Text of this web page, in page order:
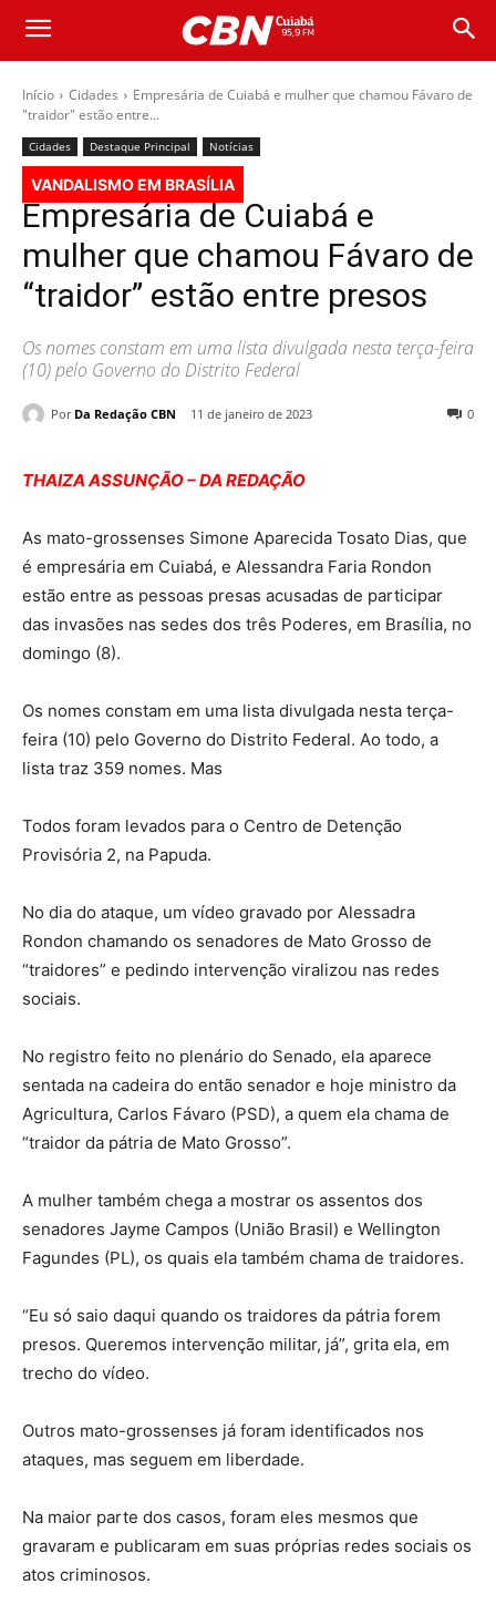
Início Cidades
Empresária de Cuiabá e mulher que chamou Fávaro de
"traidor" estão entre...
Cidades Destaque Principal Notícias
VANDALISMO EM BRASÍLIA
Empresária de Cuiabá e
mulher que chamou Fávaro de
“traidor” estão entre presos
Os nomes constam em uma lista divulgada nesta terça-feira
(10) pelo Governo do Distrito Federal
Por Da Redação CBN 11 de janeiro de 2023 0
THAIZA ASSUNÇÃO – DA REDAÇÃO
As mato-grossenses Simone Aparecida Tosato Dias, que
é empresária em Cuiabá, e Alessandra Faria Rondon
estão entre as pessoas presas acusadas de participar
das invasões nas sedes dos três Poderes, em Brasília, no
domingo (8).
Os nomes constam em uma lista divulgada nesta terça-
feira (10) pelo Governo do Distrito Federal. Ao todo, a
lista traz 359 nomes. Mas
Todos foram levados para o Centro de Detenção
Provisória 2, na Papuda.
No dia do ataque, um vídeo gravado por Alessadra
Rondon chamando os senadores de Mato Grosso de
“traidores” e pedindo intervenção viralizou nas redes
sociais.
No registro feito no plenário do Senado, ela aparece
sentada na cadeira do então senador e hoje ministro da
Agricultura, Carlos Fávaro (PSD), a quem ela chama de
“traidor da pátria de Mato Grosso”.
A mulher também chega a mostrar os assentos dos
senadores Jayme Campos (União Brasil) e Wellington
Fagundes (PL), os quais ela também chama de traidores.
“Eu só saio daqui quando os traidores da pátria forem
presos. Queremos intervenção militar, já”, grita ela, em
trecho do vídeo.
Outros mato-grossenses já foram identificados nos
ataques, mas seguem em liberdade.
Na maior parte dos casos, foram eles mesmos que
gravaram e publicaram em suas próprias redes sociais os
atos criminosos.